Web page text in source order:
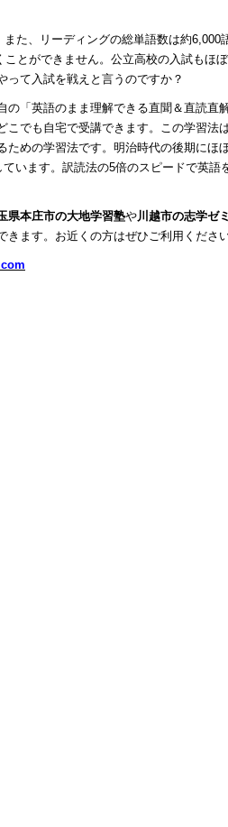
た、リーディングの総単語数は約6,000
とができません。公立高校の入試もほ
って入試を戦えと言うのですか？
「英語のまま理解できる直聞＆直読直
でも自宅で受講できます。この学習法
めの学習法です。明治時代の後期にほ
います。訳読法の5倍のスピードで英語
県本庄市の大地学習塾や川越市の志学ゼ
きます。お近くの方はぜひご利用ください